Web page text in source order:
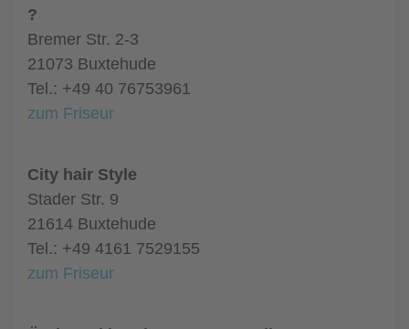
?
Bremer Str. 2-3
21073 Buxtehude
Tel.: +49 40 76753961
zum Friseur
City hair Style
Stader Str. 9
21614 Buxtehude
Tel.: +49 4161 7529155
zum Friseur